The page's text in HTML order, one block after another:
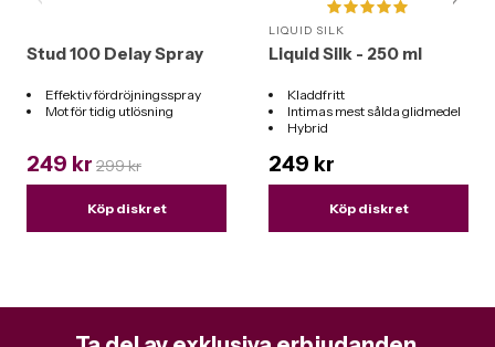
Stud 100 Delay Spray
Effektiv fördröjningsspray
Mot för tidig utlösning
249 kr 299 kr
Köp diskret
LIQUID SILK
Liquid Silk - 250 ml
Kladdfritt
Intimas mest sålda glidmedel
Hybrid
249 kr
Köp diskret